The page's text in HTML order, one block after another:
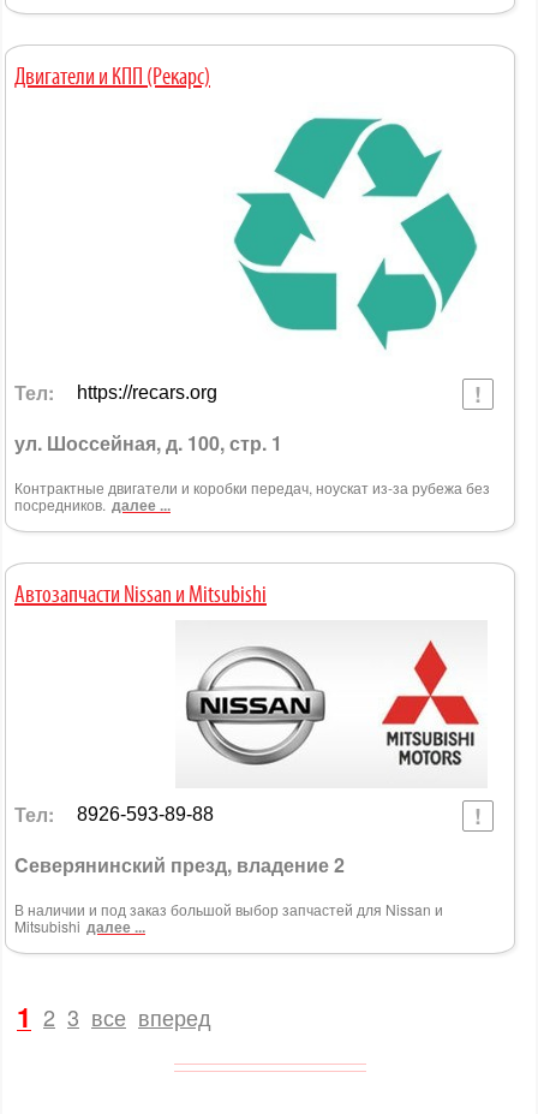
Двигатели и КПП (Рекарс)
Тел: https://recars.org
ул. Шоссейная, д. 100, стр. 1
Контрактные двигатели и коробки передач, ноускат из-за рубежа без
посредников. далее ...
Автозапчасти Nissan и Mitsubishi
Тел: 8926-593-89-88
Cеверянинский презд, владение 2
В наличии и под заказ большой выбор запчастей для Nissan и
Mitsubishi далее ...
1 2 3 все вперед